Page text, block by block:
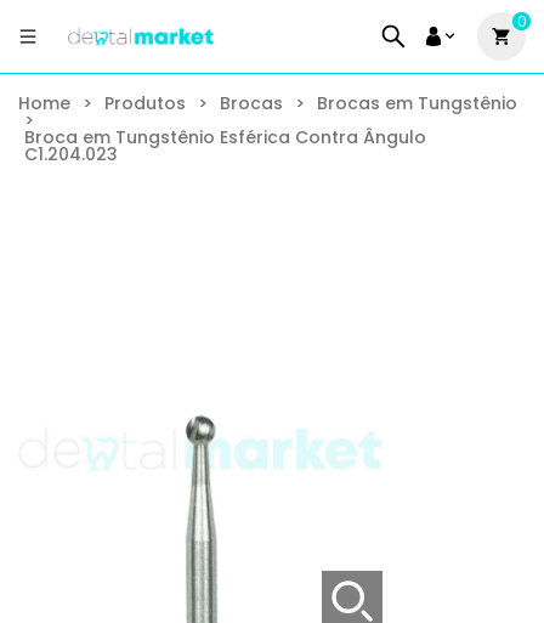
0
Home > Produtos > Brocas > Brocas em Tungstênio
>
Broca em Tungstênio Esférica Contra Ângulo
C1.204.023